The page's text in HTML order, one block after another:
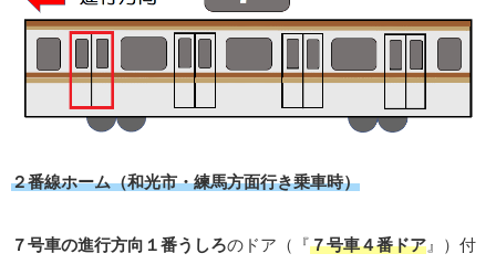
２番線ホーム（和光市・練馬方面行き乗車時）
７号車の進行方向１番うしろのドア（『７号車４番ドア 』）付